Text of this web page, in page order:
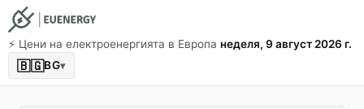
⚡️ Цени на електроенергията в Европа неделя, 9 август 2026 г.
🇧🇬BG▾